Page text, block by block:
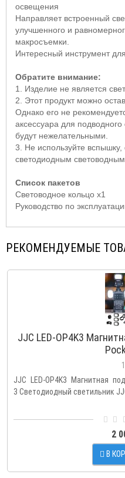
освещения
Направляет встроенный
улучшенного и
макросъемки.
Интересный инструмент
Обратите внимание:
1. Изделие не является
2. Этот продукт можно
Однако его не
аксессуара для
будут нежелательными.
3. Не используйте
светодиодным световодным
Список пакетов
Световодное кольцо x1
Руководство по
РЕКОМЕНДУЕМЫЕ
JJC LED-OP4K3
JJC LED-OP4K3 Магнитная
3 Светодиодный светильник JJC
2
В